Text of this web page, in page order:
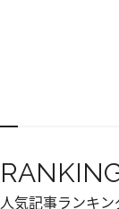
人気記事ランキン